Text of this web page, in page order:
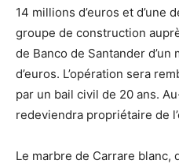
14 millions d’euros et d’une
groupe de construction
de Banco de Santander
d’euros. L’opération sera
par un bail civil de 20 ans.
redeviendra propriétaire de
Le marbre de Carrare blanc,